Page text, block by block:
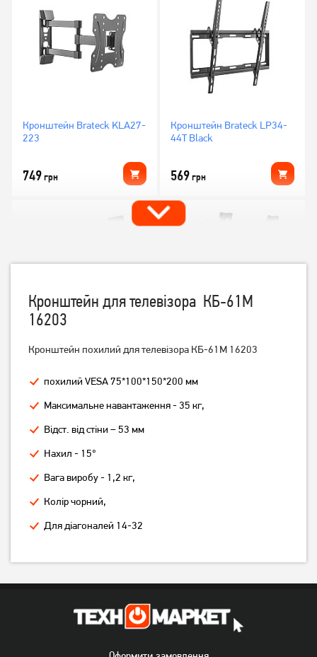
Кронштейн Brateck KLA27-
223
749грн
Кронштейн Brateck LP34-
44T Black
569грн
Кронштейн ITech LCD522B
439 грн
Кронштейн ITech PB2T
379 грн
3 199грн
Кронштейн для телевізора КБ-61М
16203
Кронштейн похилий для телевізора КБ-61М 16203
похилий VESA 75*100*150*200 мм
Максимальне навантаження - 35 кг,
Відст. від стіни – 53 мм
Нахил - 15°
Вага виробу - 1,2 кг,
Колір чорний,
Для діагоналей 14-32